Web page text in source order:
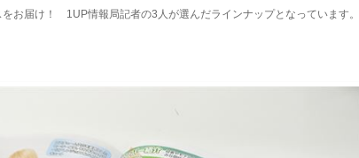
お届け！ 1UP情報局記者の3人が選んだラインナップとなっています。